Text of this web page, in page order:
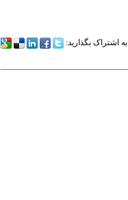
به اشتراک بگذارید: